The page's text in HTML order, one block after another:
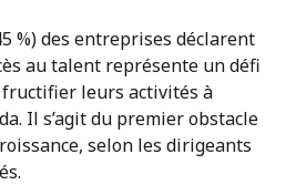
%) des entreprises déclarent
au talent représente un défi
leurs activités à
Il s’agit du premier obstacle
selon les dirigeants